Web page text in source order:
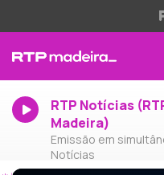
RTP Notícias
Madeira)
Emissão em
Notícias